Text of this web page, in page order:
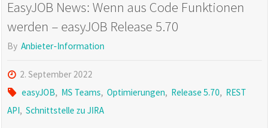
EasyJOB News: Wenn aus Code Funktionen
werden – easyJOB Release 5.70
By Anbieter-Information
2. September 2022
easyJOB, MS Teams, Optimierungen, Release 5.70, REST
API, Schnittstelle zu JIRA